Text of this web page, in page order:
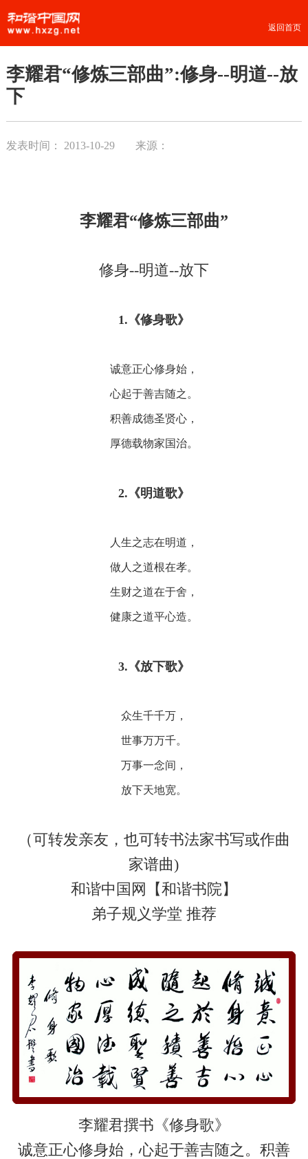
返回首页
李耀君“修炼三部曲”:修身--明道--放
下
发表时间： 2013-10-29 来源：
李耀君“修炼三部曲”
修身--明道--放下
1.《修身歌》
诚意正心修身始，
心起于善吉随之。
积善成德圣贤心，
厚德载物家国治。
2.《明道歌》
人生之志在明道，
做人之道根在孝。
生财之道在于舍，
健康之道平心造。
3.《放下歌》
众生千千万，
世事万万千。
万事一念间，
放下天地宽。
（可转发亲友，也可转书法家书写或作曲
家谱曲)
和谐中国网【和谐书院】
弟子规义学堂 推荐
李耀君撰书《修身歌》
诚意正心修身始，心起于善吉随之。积善